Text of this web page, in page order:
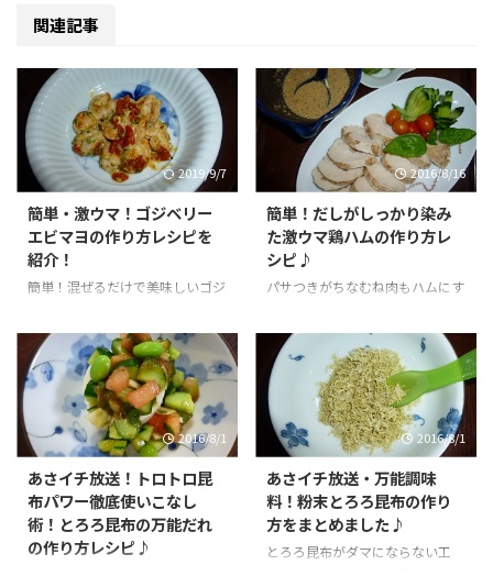
関連記事
2019/9/7
簡単・激ウマ！ゴジベリー
エビマヨの作り方レシピを
紹介！
簡単！混ぜるだけで美味しいゴジ
が絶妙で激ウマ！いろんな料理に
使えるゴジベリー１日２８粒を毎
日美味しく食べて、紫外線に強い
体質に！
2016/8/16
簡単！だしがしっかり染み
た激ウマ鶏ハムの作り方レ
シピ♪
パサつきがちなむね肉もハムにす
ンパク・低カロリーのむね肉で作
った鶏ハムで美味しく疲労回復!
2016/8/1
あさイチ放送！トロトロ昆
布パワー徹底使いこなし
術！とろろ昆布の万能だれ
の作り方レシピ♪
2016/8/1
あさイチ放送・万能調味
料！粉末とろろ昆布の作り
方をまとめました♪
とろろ昆布がダマにならない工